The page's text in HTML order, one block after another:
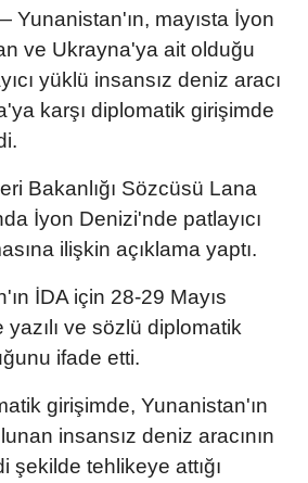
Yunanistan'ın, mayısta İyon
ve Ukrayna'ya ait olduğu
yüklü insansız deniz aracı
karşı diplomatik girişimde
Bakanlığı Sözcüsü Lana
İyon Denizi'nde patlayıcı
ilişkin açıklama yaptı.
İDA için 28-29 Mayıs
ve sözlü diplomatik
ifade etti.
girişimde, Yunanistan'ın
insansız deniz aracının
şekilde tehlikeye attığı